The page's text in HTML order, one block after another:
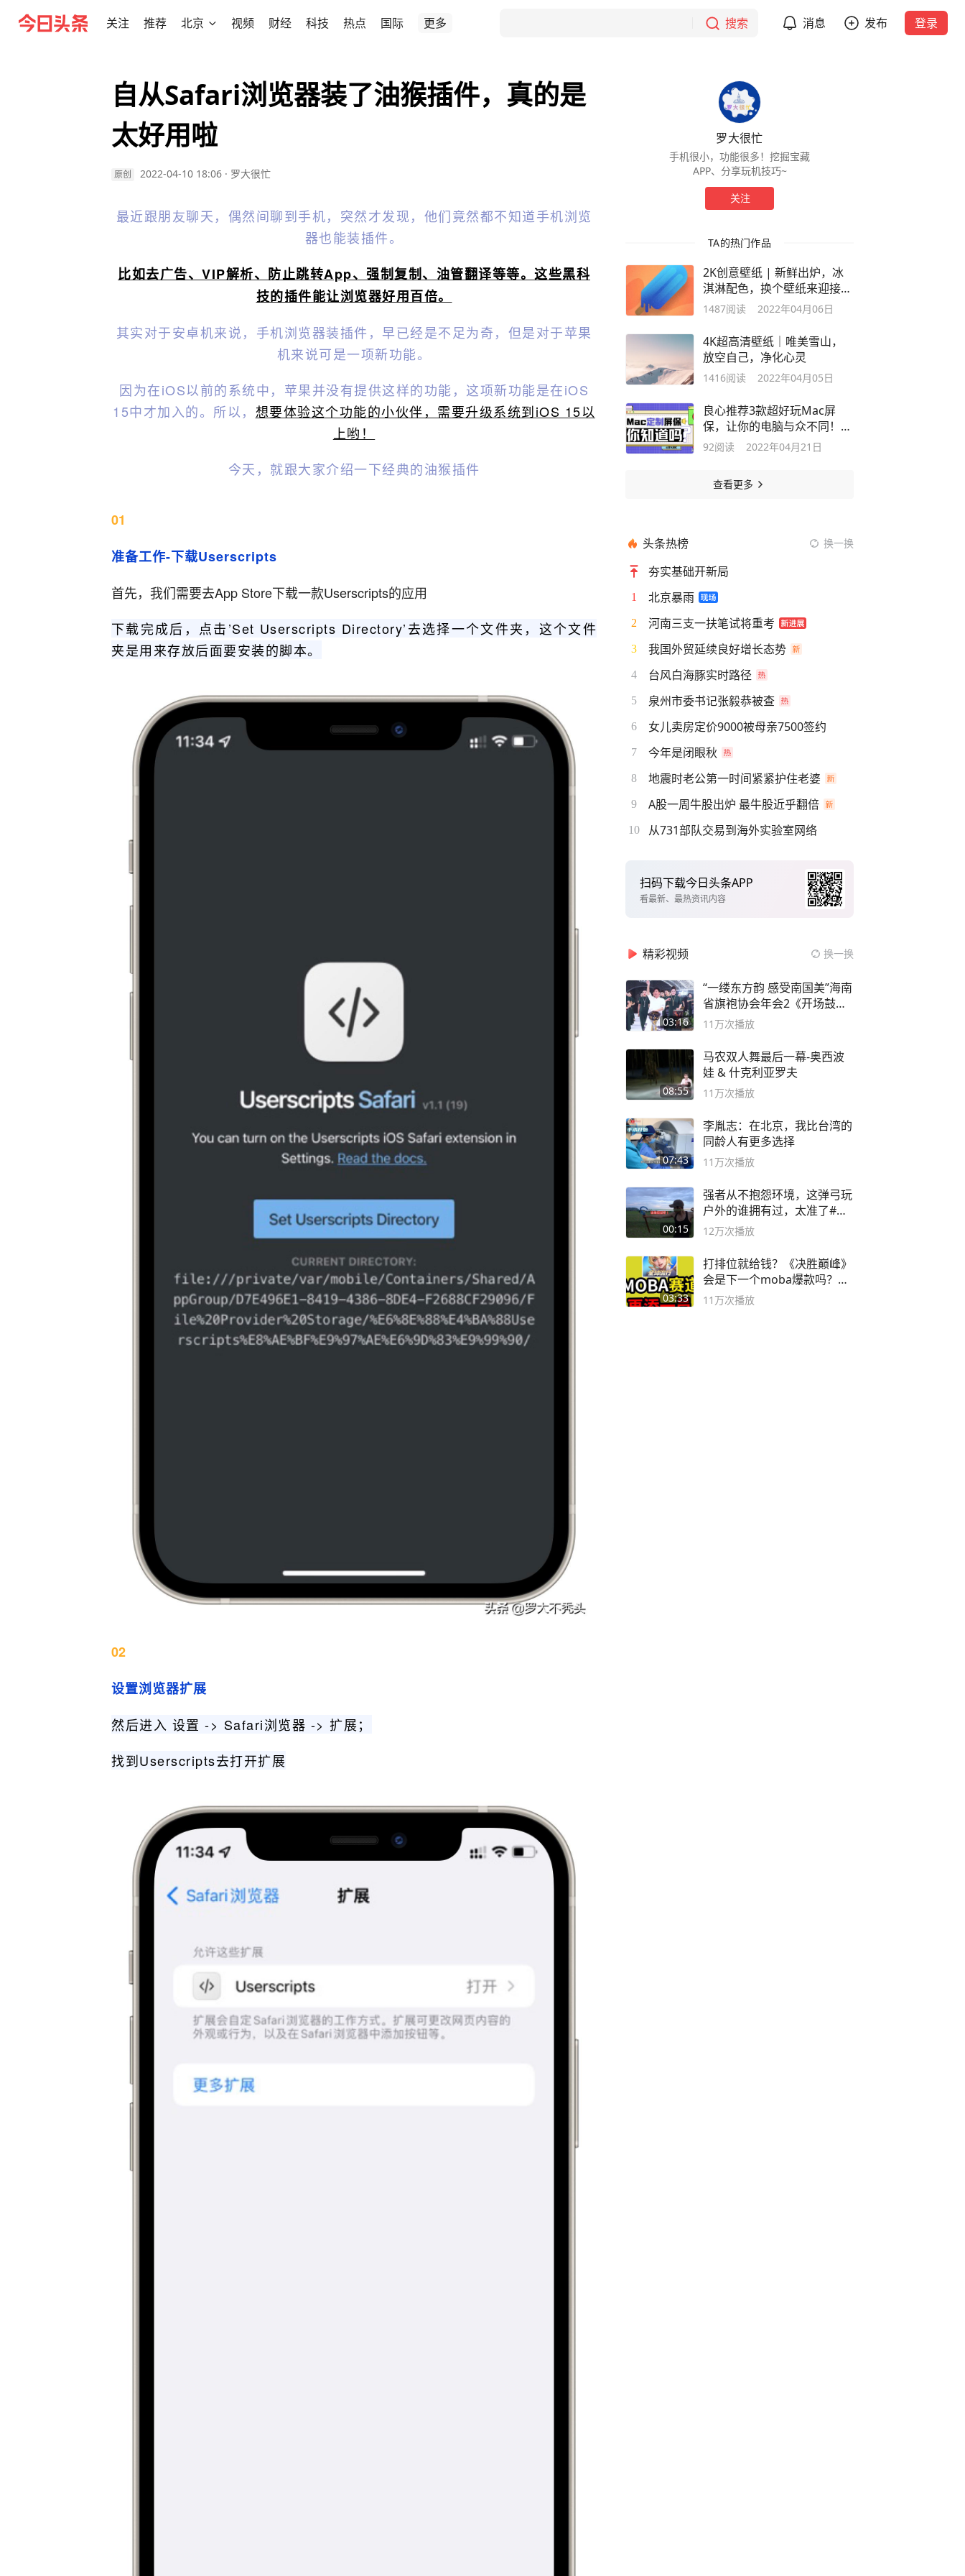
关注 推荐 北京 视频 财经 科技 热点 国际 更多 搜索 消息 发布 登录
自从Safari浏览器装了油猴插件，真的是
太好用啦
原创 2022-04-10 18:06 · 罗大很忙
最近跟朋友聊天，偶然间聊到手机，突然才发现，他们竟然都不知道手机浏览
器也能装插件。
比如去广告、VIP解析、防止跳转App、强制复制、油管翻译等等。这些黑科
技的插件能让浏览器好用百倍。
其实对于安卓机来说，手机浏览器装插件，早已经是不足为奇，但是对于苹果
机来说可是一项新功能。
因为在iOS以前的系统中，苹果并没有提供这样的功能，这项新功能是在iOS
15中才加入的。所以， 想要体验这个功能的小伙伴，需要升级系统到iOS 15以
上哟！
今天，就跟大家介绍一下经典的油猴插件
01
准备工作-下载Userscripts
首先，我们需要去App Store下载一款Userscripts的应用
下载完成后，点击’Set Userscripts Directory’去选择一个文件夹，这个文件
夹是用来存放后面要安装的脚本。
02
设置浏览器扩展
然后进入 设置 -> Safari浏览器 -> 扩展；
找到Userscripts去打开扩展
罗大很忙
手机很小，功能很多！挖掘宝藏
APP、分享玩机技巧~
关注
TA的热门作品
2K创意壁纸 | 新鲜出炉，冰
淇淋配色，换个壁纸来迎接夏
日吧
1487阅读 2022年04月06日
4K超高清壁纸｜唯美雪山，
放空自己，净化心灵
1416阅读 2022年04月05日
良心推荐3款超好玩Mac屏
保，让你的电脑与众不同！赶
快用起来吧
92阅读 2022年04月21日
查看更多
头条热榜 换一换
夯实基础开新局
1 北京暴雨
2 河南三支一扶笔试将重考
3 我国外贸延续良好增长态势
4 台风白海豚实时路径
5 泉州市委书记张毅恭被查
6 女儿卖房定价9000被母亲7500签约
7 今年是闭眼秋
8 地震时老公第一时间紧紧护住老婆
9 A股一周牛股出炉 最牛股近乎翻倍
10 从731部队交易到海外实验室网络
扫码下载今日头条APP
看最新、最热资讯内容
精彩视频 换一换
03:16
“一缕东方韵 感受南国美”海南
省旗袍协会年会2《开场鼓》
二团
11万次播放
08:55
马农双人舞最后一幕-奥西波
娃 & 什克利亚罗夫
11万次播放
07:43
李胤志：在北京，我比台湾的
同龄人有更多选择
11万次播放
00:15
强者从不抱怨环境，这弹弓玩
户外的谁拥有过，太准了#弹
弓#户外
12万次播放
03:33
打排位就给钱？《决胜巅峰》
会是下一个moba爆款吗？#
决胜巅峰
11万次播放